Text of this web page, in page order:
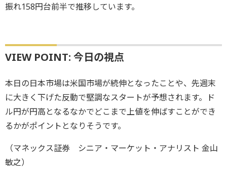
振れ158円台前半で推移しています。
VIEW POINT: 今日の視点
本日の日本市場は米国市場が続伸となったことや、先週末
に大きく下げた反動で堅調なスタートが予想されます。ド
ル円が円高となるなかでどこまで上値を伸ばすことができ
るかがポイントとなりそうです。
（マネックス証券 シニア・マーケット・アナリスト 金山
敏之）